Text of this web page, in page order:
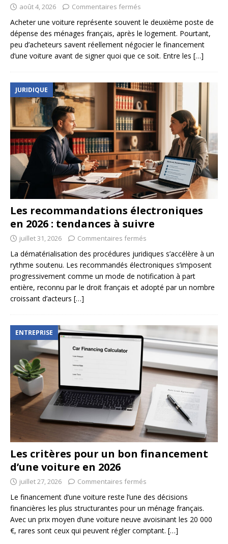
août 4, 2026 Commentaires fermés
Acheter une voiture représente souvent le deuxième poste de
dépense des ménages français, après le logement. Pourtant,
peu d’acheteurs savent réellement négocier le financement
d’une voiture avant de signer quoi que ce soit. Entre les […]
JURIDIQUE
Les recommandations électroniques
en 2026 : tendances à suivre
juillet 31, 2026 Commentaires fermés
La dématérialisation des procédures juridiques s’accélère à un
rythme soutenu. Les recommandés électroniques s’imposent
progressivement comme un mode de notification à part
entière, reconnu par le droit français et adopté par un nombre
croissant d’acteurs […]
ENTREPRISE
Les critères pour un bon financement
d’une voiture en 2026
juillet 27, 2026 Commentaires fermés
Le financement d’une voiture reste l’une des décisions
financières les plus structurantes pour un ménage français.
Avec un prix moyen d’une voiture neuve avoisinant les 20 000
€, rares sont ceux qui peuvent régler comptant. […]